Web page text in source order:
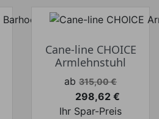
Cane-line CHOICE
Armlehnstuhl
Verkaufspreis
ab 315,00 €
Preis
298,62 €
Ihr Spar-Preis